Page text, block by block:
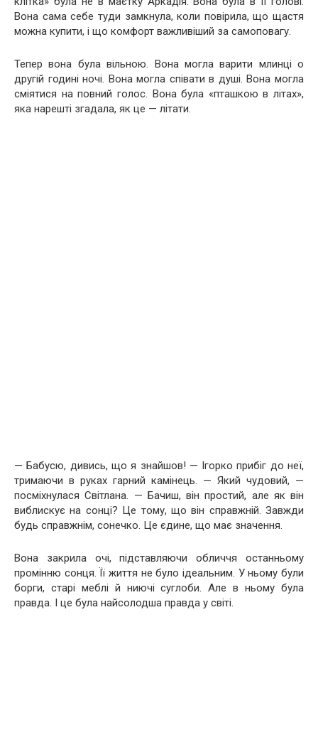
Вона сама себе туди замкнула, коли повірила, що щастя
можна купити, і що комфорт важливіший за самоповагу.
Тепер вона була вільною. Вона могла варити млинці о
другій годині ночі. Вона могла співати в душі. Вона могла
сміятися на повний голос. Вона була «пташкою в літах»,
яка нарешті згадала, як це — літати.
— Бабусю, дивись, що я знайшов! — Ігорко прибіг до неї,
тримаючи в руках гарний камінець. — Який чудовий, —
посміхнулася Світлана. — Бачиш, він простий, але як він
виблискує на сонці? Це тому, що він справжній. Завжди
будь справжнім, сонечко. Це єдине, що має значення.
Вона закрила очі, підставляючи обличчя останньому
промінню сонця. Її життя не було ідеальним. У ньому були
борги, старі меблі й ниючі суглоби. Але в ньому була
правда. І це була найсолодша правда у світі.